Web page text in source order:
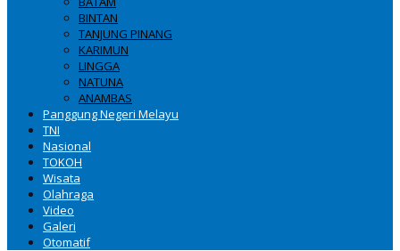
BINTAN
TANJUNG PINANG
KARIMUN
LINGGA
NATUNA
ANAMBAS
Panggung Negeri Melayu
TNI
Nasional
TOKOH
Wisata
Olahraga
Video
Galeri
Otomatif